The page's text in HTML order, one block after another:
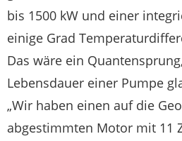
bis 1500 kW und einer
einige Grad
Das wäre ein
Lebensdauer einer Pumpe
„Wir haben einen auf die
abgestimmten Motor mit 11